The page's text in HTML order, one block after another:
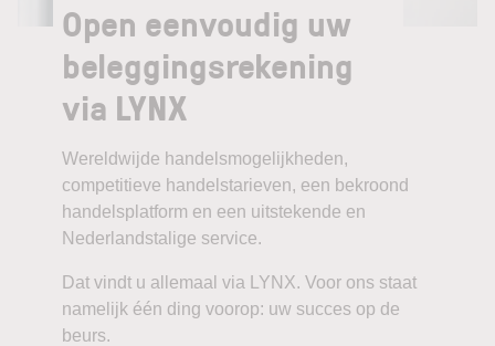
Open eenvoudig uw
beleggingsrekening
via LYNX
Wereldwijde handelsmogelijkheden,
competitieve handelstarieven, een bekroond
handelsplatform en een uitstekende en
Nederlandstalige service.
Dat vindt u allemaal via LYNX. Voor ons staat
namelijk één ding voorop: uw succes op de
beurs.